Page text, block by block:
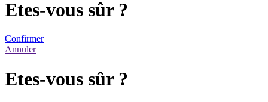
Etes-vous sûr ?
Confirmer
Annuler
Etes-vous sûr ?